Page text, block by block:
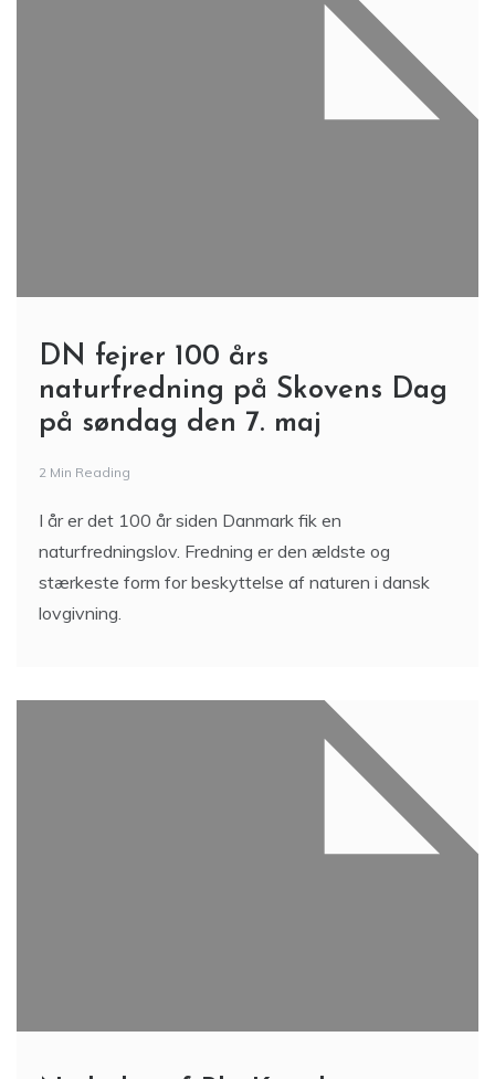
DN fejrer 100 års
naturfredning på Skovens Dag
på søndag den 7. maj
2 Min Reading
I år er det 100 år siden Danmark fik en
naturfredningslov. Fredning er den ældste og
stærkeste form for beskyttelse af naturen i dansk
lovgivning.